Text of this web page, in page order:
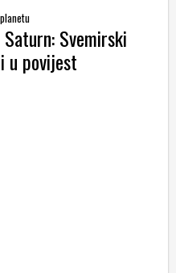
Svemirski
u povijest